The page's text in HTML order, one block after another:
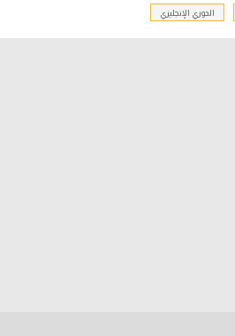
الدوري الإنجليزي